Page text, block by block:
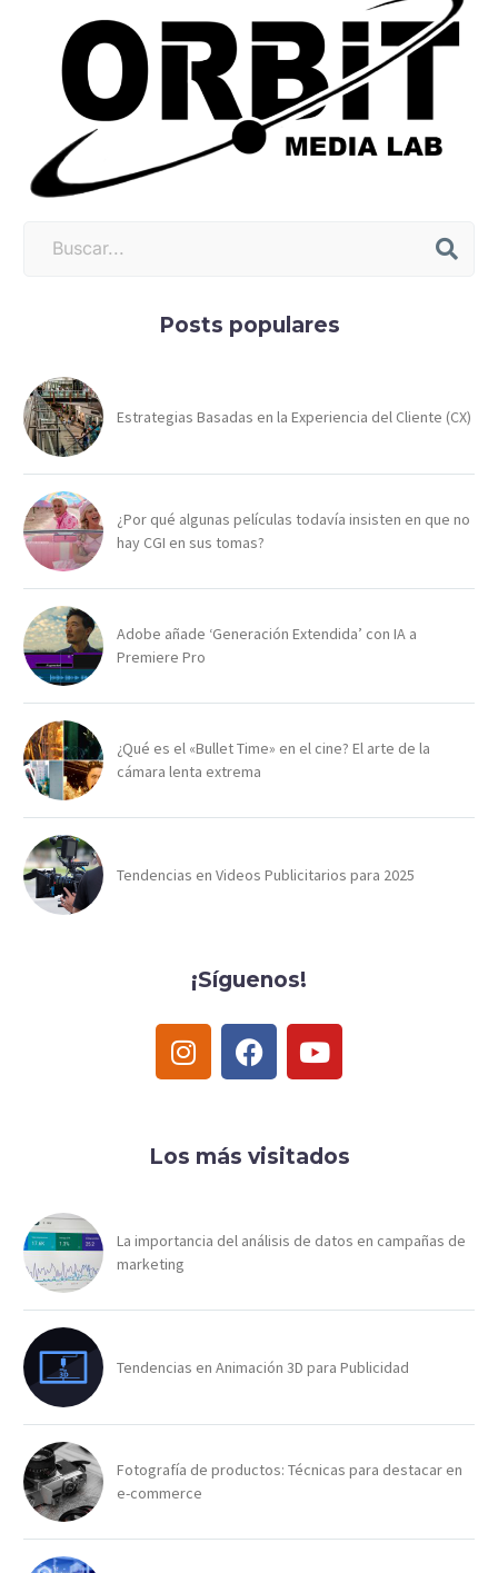
Posts populares
Estrategias Basadas en la Experiencia del Cliente (CX)
¿Por qué algunas películas todavía insisten en que no
hay CGI en sus tomas?
Adobe añade ‘Generación Extendida’ con IA a
Premiere Pro
¿Qué es el «Bullet Time» en el cine? El arte de la
cámara lenta extrema
Tendencias en Videos Publicitarios para 2025
¡Síguenos!
Los más visitados
La importancia del análisis de datos en campañas de
marketing
Tendencias en Animación 3D para Publicidad
Fotografía de productos: Técnicas para destacar en
e-commerce